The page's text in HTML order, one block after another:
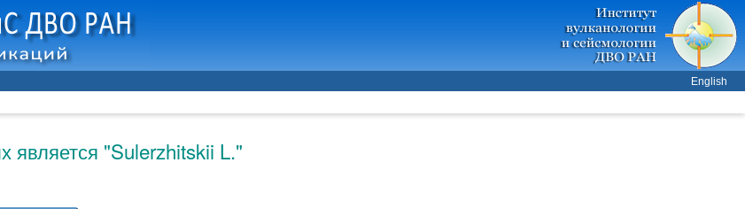
English
является "Sulerzhitskii L."